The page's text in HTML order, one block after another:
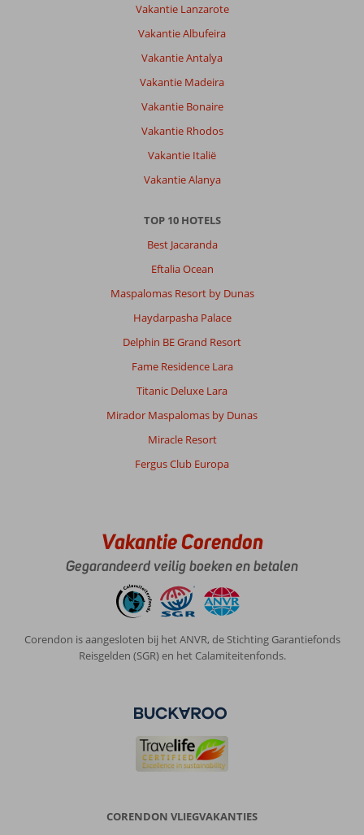
Vakantie Lanzarote
Vakantie Albufeira
Vakantie Antalya
Vakantie Madeira
Vakantie Bonaire
Vakantie Rhodos
Vakantie Italië
Vakantie Alanya
TOP 10 HOTELS
Best Jacaranda
Eftalia Ocean
Maspalomas Resort by Dunas
Haydarpasha Palace
Delphin BE Grand Resort
Fame Residence Lara
Titanic Deluxe Lara
Mirador Maspalomas by Dunas
Miracle Resort
Fergus Club Europa
Vakantie Corendon
Gegarandeerd veilig boeken en betalen
Corendon is aangesloten bij het ANVR, de Stichting Garantiefonds
Reisgelden (SGR) en het Calamiteitenfonds.
CORENDON VLIEGVAKANTIES